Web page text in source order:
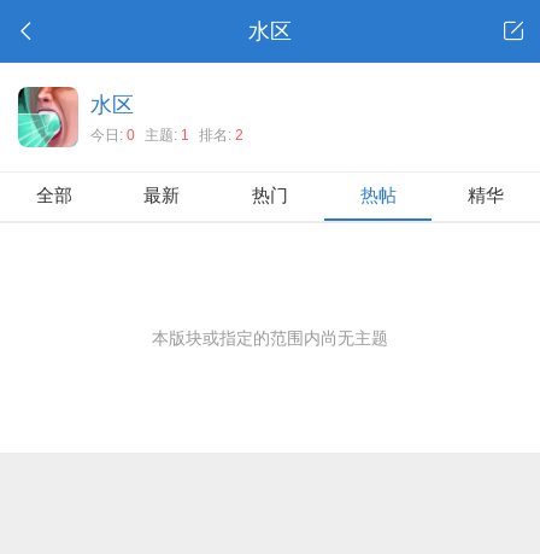
水区
水区
今日: 0 主题: 1 排名: 2
全部 最新 热门 热帖 精华
本版块或指定的范围内尚无主题